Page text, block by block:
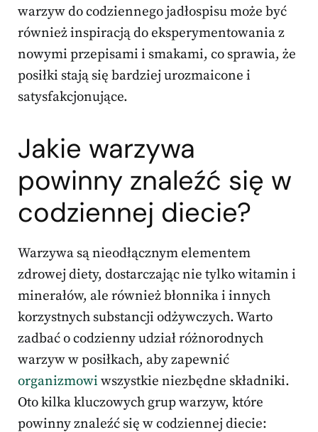
warzyw do codziennego jadłospisu może być
również inspiracją do eksperymentowania z
nowymi przepisami i smakami, co sprawia, że
posiłki stają się bardziej urozmaicone i
satysfakcjonujące.
Jakie warzywa
powinny znaleźć się w
codziennej diecie?
Warzywa są nieodłącznym elementem
zdrowej diety, dostarczając nie tylko witamin i
minerałów, ale również błonnika i innych
korzystnych substancji odżywczych. Warto
zadbać o codzienny udział różnorodnych
warzyw w posiłkach, aby zapewnić
organizmowi wszystkie niezbędne składniki.
Oto kilka kluczowych grup warzyw, które
powinny znaleźć się w codziennej diecie: